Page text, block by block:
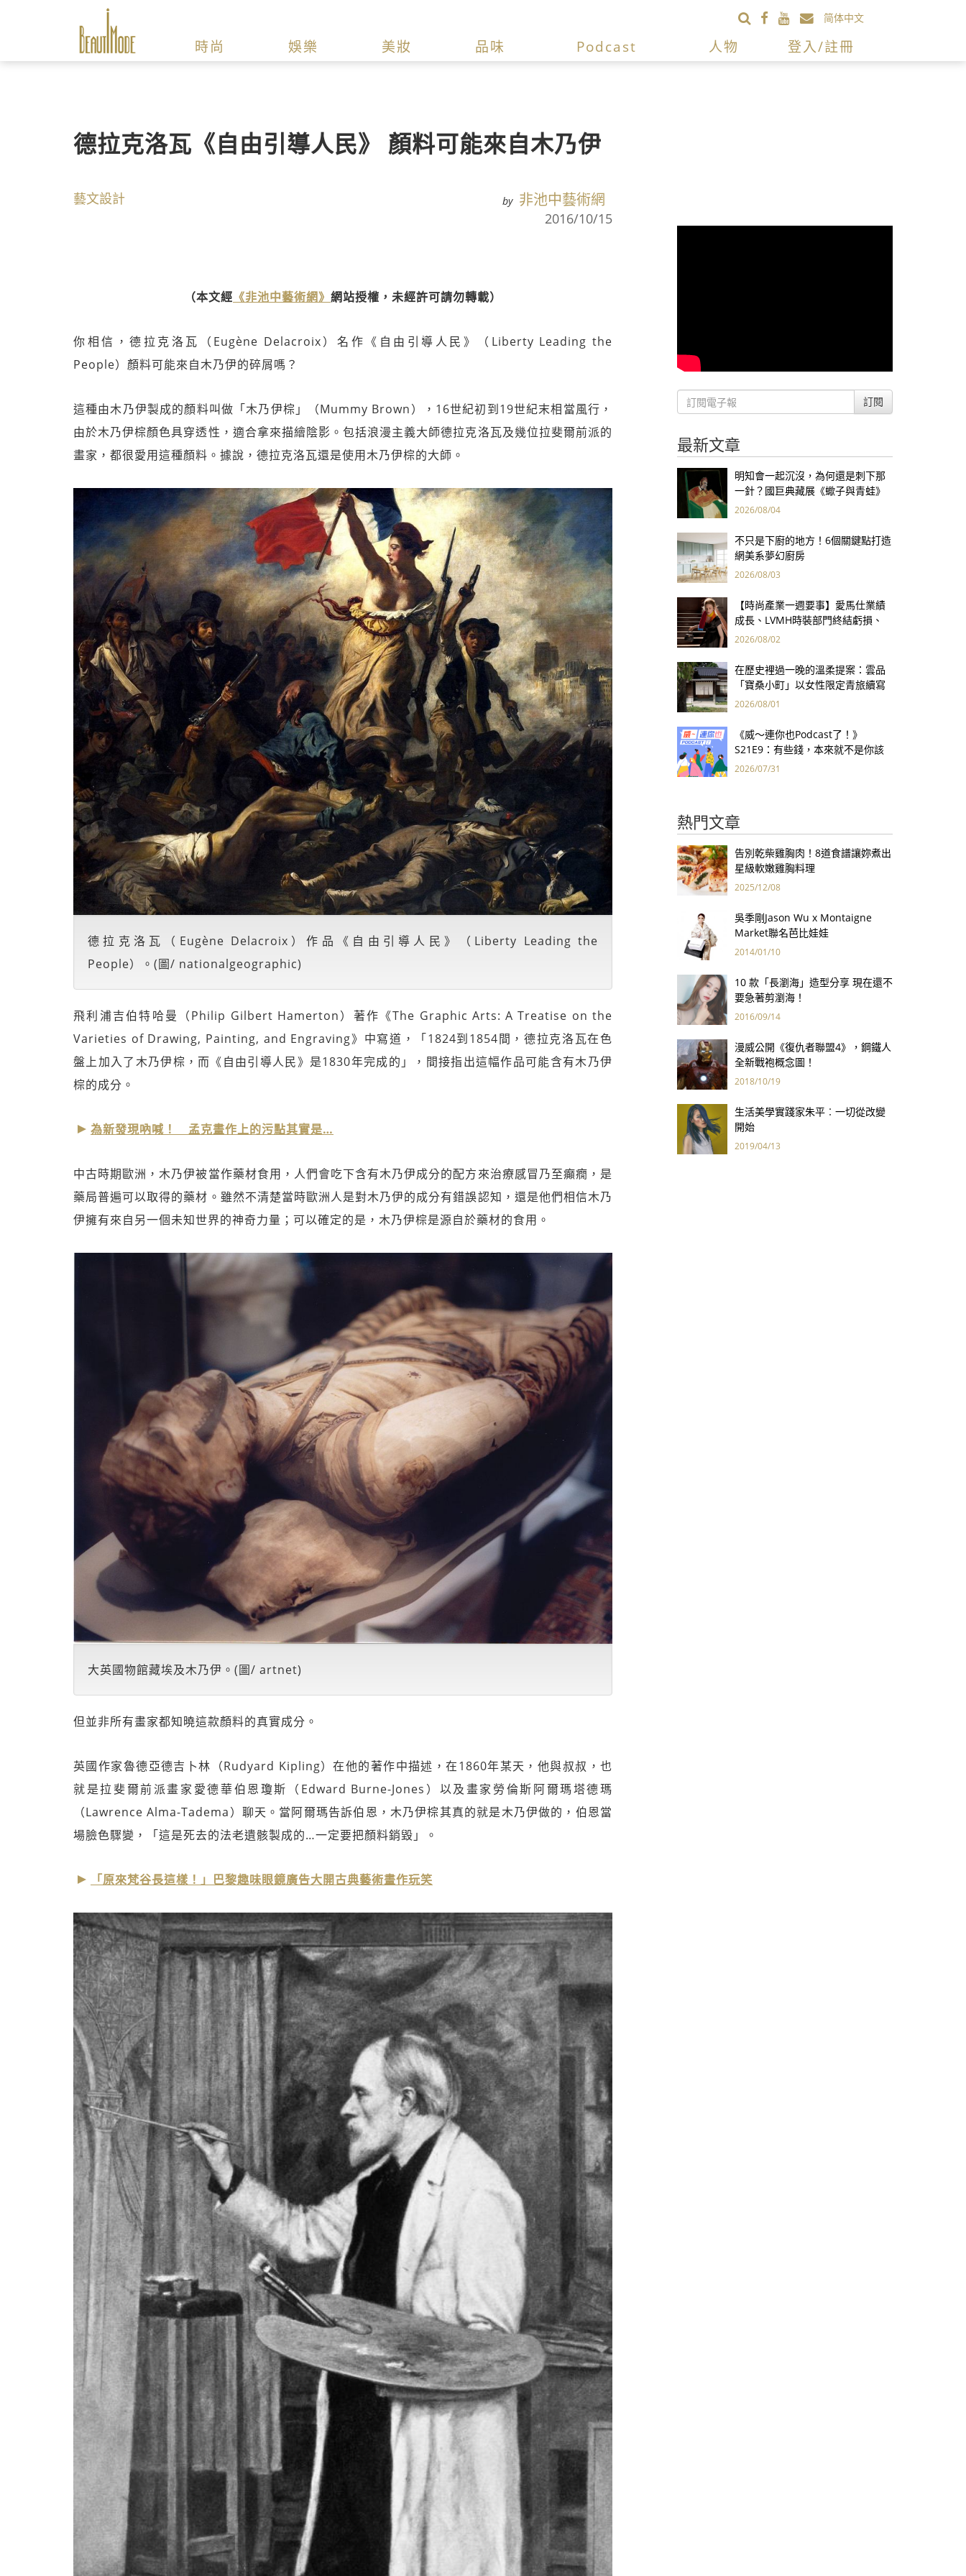
简体中文
時尚 娛樂 美妝 品味 Podcast 人物 登入/註冊
德拉克洛瓦《自由引導人民》 顏料可能來自木乃伊
藝文設計 by 非池中藝術網
2016/10/15
（本文經 《非池中藝術網》 網站授權，未經許可請勿轉載）
你相信，德拉克洛瓦（Eugène Delacroix）名作《自由引導人民》（Liberty Leading the
People）顏料可能來自木乃伊的碎屑嗎？
這種由木乃伊製成的顏料叫做「木乃伊棕」（Mummy Brown），16世紀初到19世紀末相當風行，
由於木乃伊棕顏色具穿透性，適合拿來描繪陰影。包括浪漫主義大師德拉克洛瓦及幾位拉斐爾前派的
畫家，都很愛用這種顏料。據說，德拉克洛瓦還是使用木乃伊棕的大師。
德拉克洛瓦（Eugène Delacroix）作品《自由引導人民》（Liberty Leading the
People）。(圖/ nationalgeographic)
飛利浦吉伯特哈曼（Philip Gilbert Hamerton）著作《The Graphic Arts: A Treatise on the
Varieties of Drawing, Painting, and Engraving》中寫道，「1824到1854間，德拉克洛瓦在色
盤上加入了木乃伊棕，而《自由引導人民》是1830年完成的」，間接指出這幅作品可能含有木乃伊
棕的成分。
為新發現吶喊！ 孟克畫作上的污點其實是…
中古時期歐洲，木乃伊被當作藥材食用，人們會吃下含有木乃伊成分的配方來治療感冒乃至癲癇，是
藥局普遍可以取得的藥材。雖然不清楚當時歐洲人是對木乃伊的成分有錯誤認知，還是他們相信木乃
伊擁有來自另一個未知世界的神奇力量；可以確定的是，木乃伊棕是源自於藥材的食用。
大英國物館藏埃及木乃伊。(圖/ artnet)
但並非所有畫家都知曉這款顏料的真實成分。
英國作家魯德亞德吉卜林（Rudyard Kipling）在他的著作中描述，在1860年某天，他與叔叔，也
就是拉斐爾前派畫家愛德華伯恩瓊斯（Edward Burne-Jones）以及畫家勞倫斯阿爾瑪塔德瑪
（Lawrence Alma-Tadema）聊天。當阿爾瑪告訴伯恩，木乃伊棕其真的就是木乃伊做的，伯恩當
場臉色驟變，「這是死去的法老遺骸製成的…一定要把顏料銷毀」。
「原來梵谷長這樣！」巴黎趣味眼鏡廣告大開古典藝術畫作玩笑
訂閱
最新文章
明知會一起沉沒，為何還是刺下那
一針？國巨典藏展《蠍子與青蛙》
用66件名作拷問人性
2026/08/04
不只是下廚的地方！6個關鍵點打造
網美系夢幻廚房
2026/08/03
【時尚產業一週要事】愛馬仕業績
成長、LVMH時裝部門終結虧損、
Kering轉型策略初現成效、Prada
2026/08/02
在歷史裡過一晚的溫柔提案：雲品
「寶桑小町」以女性限定青旅續寫
台東老屋記憶
2026/08/01
《威～連你也Podcast了！》
S21E9：有些錢，本來就不是你該
賺的——讀《一個投機者的告白》
2026/07/31
熱門文章
告別乾柴雞胸肉！8道食譜讓妳煮出
星級軟嫩雞胸料理
2025/12/08
吳季剛Jason Wu x Montaigne
Market聯名芭比娃娃
2014/01/10
10 款「長瀏海」造型分享 現在還不
要急著剪瀏海！
2016/09/14
漫威公開《復仇者聯盟4》，鋼鐵人
全新戰袍概念圖！
2018/10/19
生活美學實踐家朱平︰一切從改變
開始
2019/04/13